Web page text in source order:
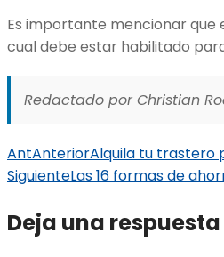
Es importante mencionar que
cual debe estar habilitado
Redactado por Christian
AntAnteriorAlquila tu trastero
SiguienteLas 16 formas de
Deja una respuesta